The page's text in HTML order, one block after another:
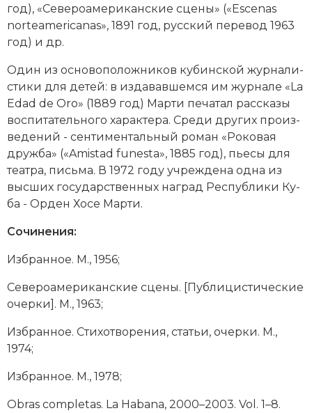
год), «Се­ве­ро­аме­ри­кан­ские сце­ны» («Escenas
norteamericanas», 1891 год, русский перевод 1963
год) и др.
Один из ос­но­во­по­лож­ни­ков ку­бинской жур­на­ли­
сти­ки для де­тей: в из­да­вав­шем­ся им журнале «La
Edad de Oro» (1889 год) Марти пе­ча­тал рас­ска­зы
вос­пи­тательного ха­рак­те­ра. Сре­ди других про­из­
ве­де­ний - сен­ти­мен­таль­ный ро­ман «Ро­ко­вая
друж­ба» («Amistad funesta», 1885 год), пье­сы для
те­ат­ра, пись­ма. В 1972 году уч­ре­ж­де­на од­на из
выс­ших государственных на­град Рес­пуб­ли­ки Ку­
ба - Ор­ден Хо­се Мар­ти.
Сочинения:
Из­бран­ное. М., 1956;
Се­ве­ро­аме­ри­кан­ские сце­ны. [Пуб­ли­ци­сти­че­ские
очер­ки]. М., 1963;
Из­бран­ное. Сти­хо­тво­ре­ния, ста­тьи, очер­ки. М.,
1974;
Из­бран­ное. М., 1978;
Obras completas. La Habana, 2000–2003. Vol. 1–8.